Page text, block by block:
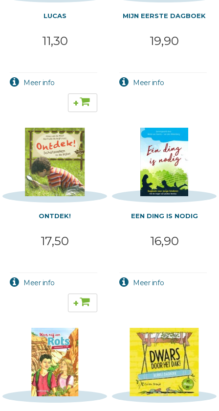
LUCAS
11,30
+
MIJN EERSTE DAGBOEK
19,90
ONTDEK!
17,50
+
EEN DING IS NODIG
16,90